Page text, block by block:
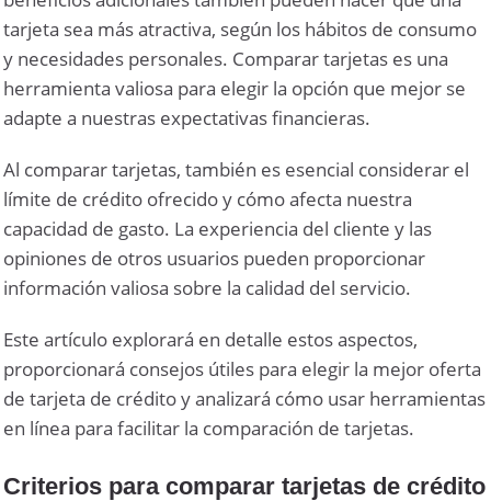
tarjeta sea más atractiva, según los hábitos de consumo
y necesidades personales. Comparar tarjetas es una
herramienta valiosa para elegir la opción que mejor se
adapte a nuestras expectativas financieras.
Al comparar tarjetas, también es esencial considerar el
límite de crédito ofrecido y cómo afecta nuestra
capacidad de gasto. La experiencia del cliente y las
opiniones de otros usuarios pueden proporcionar
información valiosa sobre la calidad del servicio.
Este artículo explorará en detalle estos aspectos,
proporcionará consejos útiles para elegir la mejor oferta
de tarjeta de crédito y analizará cómo usar herramientas
en línea para facilitar la comparación de tarjetas.
Criterios para comparar tarjetas de crédito